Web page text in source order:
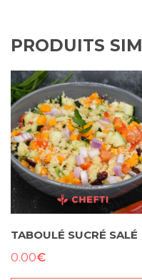
PRODUITS
TABOULÉ SUCRÉ SALÉ
0.00€